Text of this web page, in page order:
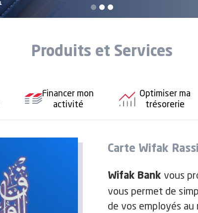
Produits et Services
Financer mon
activité
Optimiser ma
trésorerie
Carte Wifak
Wifak Bank vous
vous permet de
de vos employés au